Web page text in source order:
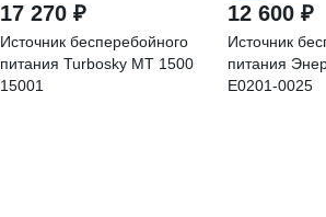
17 270 ₽
Источник бесперебойного
питания Turbosky MT 1500
15001
12 600 ₽
Источник
питания
Е0201-0025